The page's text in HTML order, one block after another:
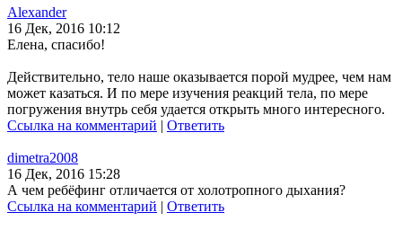
Alexander
16 Дек, 2016 10:12
Елена, спасибо!
Действительно, тело наше оказывается порой мудрее, чем нам
может казаться. И по мере изучения реакций тела, по мере
погружения внутрь себя удается открыть много интересного.
Ссылка на комментарий | Ответить
dimetra2008
16 Дек, 2016 15:28
А чем ребёфинг отличается от холотропного дыхания?
Ссылка на комментарий | Ответить